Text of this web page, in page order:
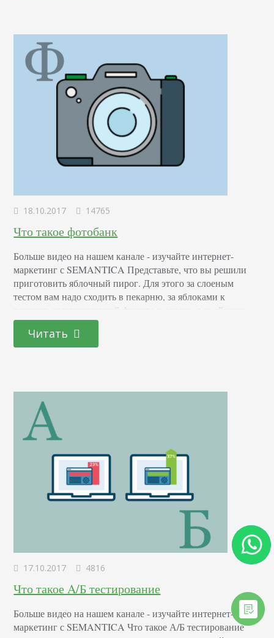
18.10.2017 14765
Что такое фотобанк
Больше видео на нашем канале - изучайте интернет-
маркетинг с SEMANTICA Представьте, что вы решили
приготовить яблочный пирог. Для этого за слоеным
тестом вам надо сходить в пекарню, за яблоками к
тетушке, выращивающей фрукты и овощи, а за яйцами
съездить на ферму. Есть, правда, еще один гораздо более
удобный вариант– зайти в супермаркет, где можно
приобрести все сразу. Фотобанк (или фотосток)…
Читать
17.10.2017 4816
Что такое A/Б тестирование
Больше видео на нашем канале - изучайте интернет-
маркетинг с SEMANTICA Что такое А/Б тестирование